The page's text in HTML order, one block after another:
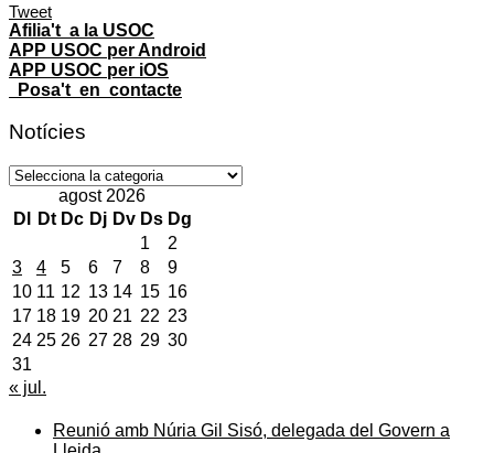
Tweet
Afilia't a la USOC
APP USOC per Android
APP USOC per iOS
Posa't en contacte
Notícies
Notícies
agost 2026
Dl
Dt Dc Dj Dv Ds Dg
1
2
3
4 5 6 7 8
9
10 11 12 13 14 15 16
17 18 19 20 21 22 23
24 25 26 27 28 29 30
31
« jul.
Reunió amb Núria Gil Sisó, delegada del Govern a